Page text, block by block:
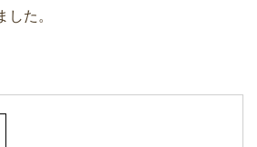
した。